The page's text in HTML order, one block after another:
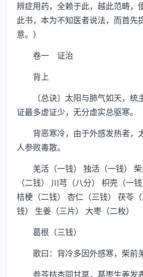
辨症用药，全赖于此，越此范畴，
此书，本为不知医者说法，而首先
意。）
卷一 证治
背上
〔总诀〕太阳与肺气如天，统
证最多虚证少，无分虚实总驱寒。
背恶寒冷，由于外感发热者，
人参败毒散。
羌活（一钱） 独活（一钱） 柴
（二钱） 川芎（八分） 枳壳（一
桔梗（二钱） 杏仁（三钱） 茯苓
钱） 生姜（三片） 大枣（二枚）
葛根（三钱）
歌曰：背冷多因外感寒，柴前羌
参苓桔杏同甘草，葛枣生姜发表